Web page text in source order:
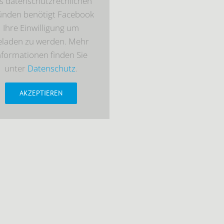
benötigt Facebook
Ihre Einwilligung um
zu werden. Mehr
finden Sie
unter Datenschutz.
AKZEPTIEREN